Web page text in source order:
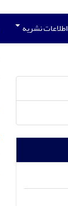
اطلاعات نشریه